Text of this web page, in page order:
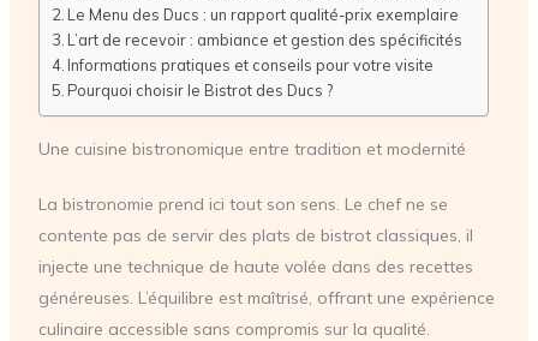
Le Menu des Ducs : un rapport qualité-prix exemplaire
L’art de recevoir : ambiance et gestion des spécificités
Informations pratiques et conseils pour votre visite
Pourquoi choisir le Bistrot des Ducs ?
Une cuisine bistronomique entre tradition et modernité
La bistronomie prend ici tout son sens. Le chef ne se
contente pas de servir des plats de bistrot classiques, il
injecte une technique de haute volée dans des recettes
généreuses. L’équilibre est maîtrisé, offrant une expérience
culinaire accessible sans compromis sur la qualité.